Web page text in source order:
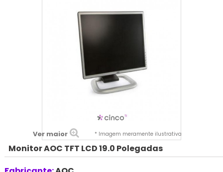
Ver maior * Imagem meramente ilustrativa
Monitor AOC TFT LCD 19.0 Polegadas